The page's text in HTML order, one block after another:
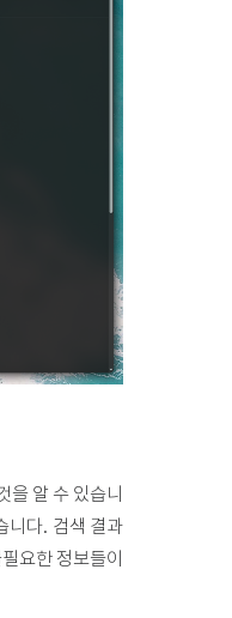
알 수 있습니
니다. 검색 결과
요한 정보들이